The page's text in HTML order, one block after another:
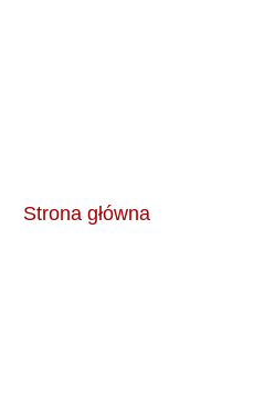
Strona główna